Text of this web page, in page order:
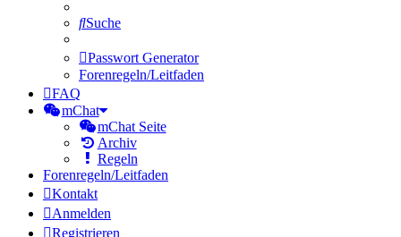
Suche
Passwort Generator
Forenregeln/Leitfaden
FAQ
mChat
mChat Seite
Archiv
Regeln
Forenregeln/Leitfaden
Kontakt
Anmelden
Registrieren